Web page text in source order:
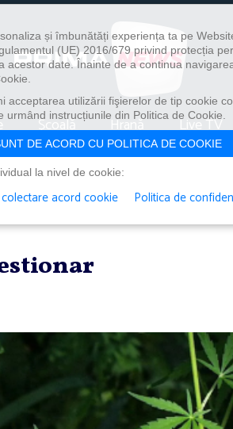
Școală Hrană Live TV
și îmbunătăți experiența ta pe
(UE) 2016/679 privind protecția
date. Înainte de a continua
utilizării fişierelor de tip cookie
instrucțiunile din Politica de Cookie.
DE ACORD CU POLITICA DE COOKIE
la nivel de cookie:
acord cookie Politica de